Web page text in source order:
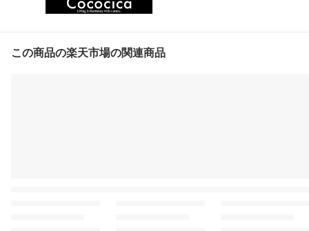
この商品の楽天市場の関連商品